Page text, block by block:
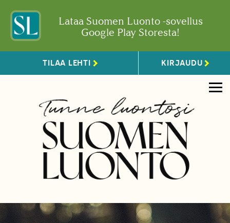
Lataa Suomen Luonto -sovellus
Google Play Storesta!
TILAA LEHTI KIRJAUDU